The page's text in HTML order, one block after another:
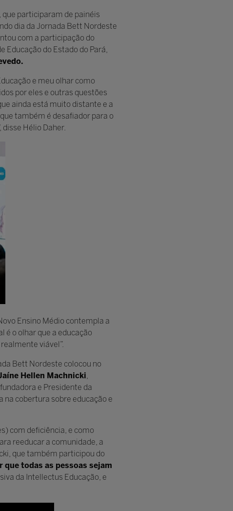
participaram de painéis
dia da Jornada Bett Nordeste
com a participação do
Educação do Estado do Pará,
e meu olhar como
por eles e outras questões
ainda está muito distante e a
também é desafiador para o
Hélio Daher.
Ensino Médio contempla a
é o olhar que a educação
viável”.
Bett Nordeste colocou no
Hellen Machnicki,
e Presidente da
na cobertura sobre educação e
com deficiência, e como
reeducar a comunidade, a
que também participou do
todas as pessoas sejam
da Intellectus Educação, e